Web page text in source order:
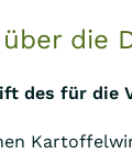
die
des für die